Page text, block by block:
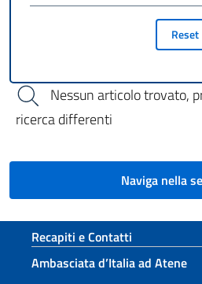
Reset
Nessun articolo trovato,
ricerca differenti
Naviga nella
Sezione footer
Recapiti e Contatti
Ambasciata d’Italia ad Atene